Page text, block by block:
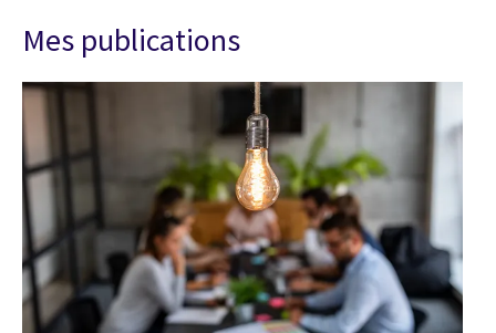
Mes publications